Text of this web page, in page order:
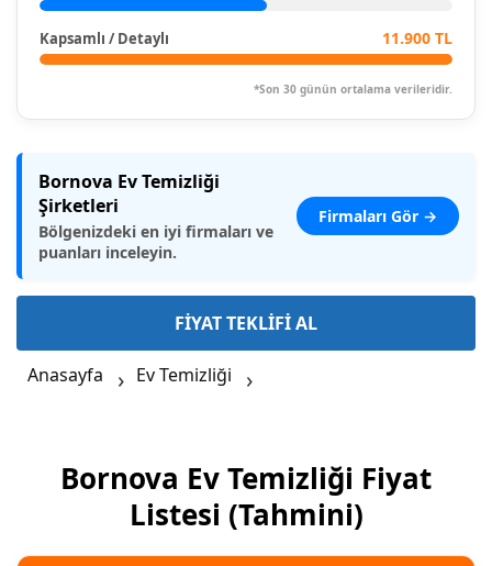
Kapsamlı / Detaylı 11.900 TL
*Son 30 günün ortalama verileridir.
Bornova Ev Temizliği
Şirketleri
Bölgenizdeki en iyi firmaları ve
puanları inceleyin.
Firmaları Gör →
FİYAT TEKLİFİ AL
Anasayfa Ev Temizliği
Bornova Ev Temizliği Fiyat
Listesi (Tahmini)